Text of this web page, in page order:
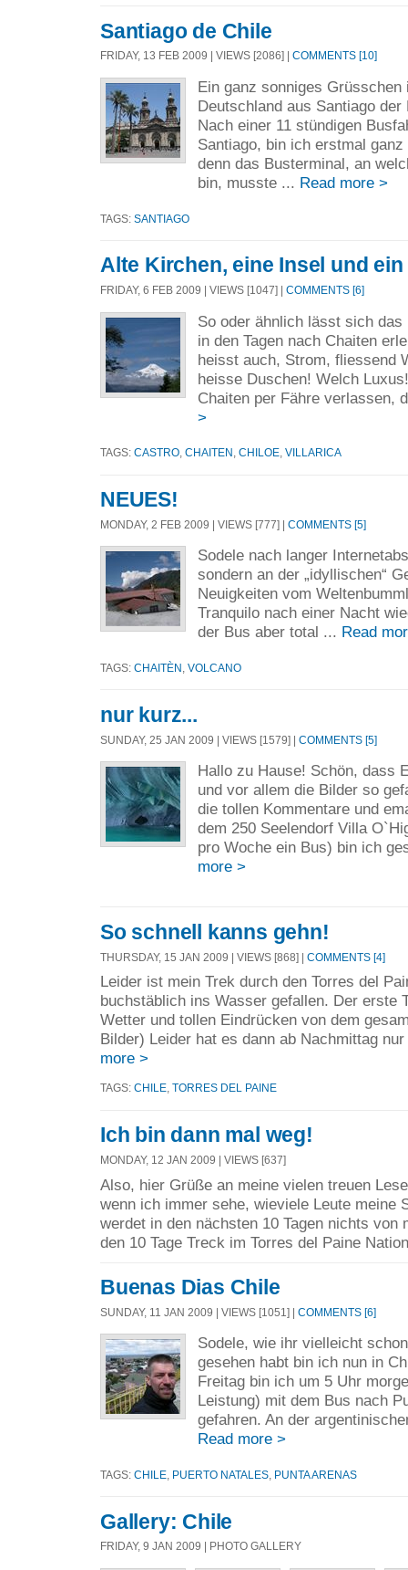
Santiago de Chile
FRIDAY, 13 FEB 2009 | VIEWS [2086] | COMMENTS [10]
Ein ganz sonniges
Deutschland aus Santiago
Nach einer 11 stündigen
Santiago, bin ich erstmal
denn das Busterminal, an
bin, musste ... Read more >
TAGS: SANTIAGO
Alte Kirchen, eine Insel und ein
FRIDAY, 6 FEB 2009 | VIEWS [1047] | COMMENTS [6]
So oder ähnlich lässt sich
in den Tagen nach Chaiten
heisst auch, Strom, fliessend
heisse Duschen! Welch
Chaiten per Fähre verlassen,
>
TAGS: CASTRO CHAITEN CHILOE VILLARICA
NEUES!
MONDAY, 2 FEB 2009 | VIEWS [777] | COMMENTS [5]
Sodele nach langer
sondern an der „idyllischen“
Neuigkeiten vom
Tranquilo nach einer Nacht
der Bus aber total ... Read
TAGS: CHAITÈN VOLCANO
nur kurz...
SUNDAY, 25 JAN 2009 | VIEWS [1579] | COMMENTS [5]
Hallo zu Hause! Schön, dass
und vor allem die Bilder so
die tollen Kommentare und
dem 250 Seelendorf Villa
pro Woche ein Bus) bin ich
more >
So schnell kanns gehn!
THURSDAY, 15 JAN 2009 | VIEWS [868] | COMMENTS [4]
Leider ist mein Trek durch den Torres del
buchstäblich ins Wasser gefallen. Der erste
Wetter und tollen Eindrücken von dem
Bilder) Leider hat es dann ab Nachmittag
more >
TAGS: CHILE TORRES DEL PAINE
Ich bin dann mal weg!
MONDAY, 12 JAN 2009 | VIEWS [637]
Also, hier Grüße an meine vielen treuen
wenn ich immer sehe, wieviele Leute meine
werdet in den nächsten 10 Tagen nichts von
den 10 Tage Treck im Torres del Paine
Buenas Dias Chile
SUNDAY, 11 JAN 2009 | VIEWS [1051] | COMMENTS [6]
Sodele, wie ihr vielleicht
gesehen habt bin ich nun in
Freitag bin ich um 5 Uhr
Leistung) mit dem Bus nach
gefahren. An der
Read more >
TAGS: CHILE PUERTO NATALES PUNTA ARENAS
Gallery: Chile
FRIDAY, 9 JAN 2009 | PHOTO GALLERY